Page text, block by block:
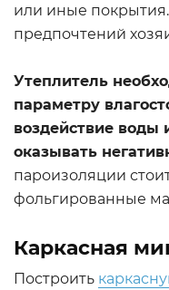
или иные
предпочтений
Утеплитель
параметру
воздействие воды
оказывать
пароизоляции
фольгированные
Каркасная
Построить